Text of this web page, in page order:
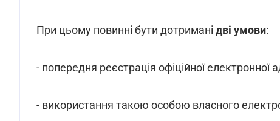
При цьому повинні бути дотримані дві умови:
- попередня реєстрація офіційної електронної
- використання такою особою власного